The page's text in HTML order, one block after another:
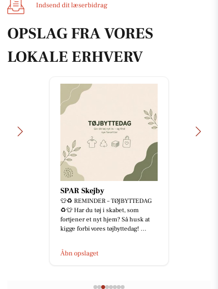
Indsend dit læserbidrag
OPSLAG FRA VORES
LOKALE ERHVERV
SPAR Skejby
👕♻️ REMINDER – TØJBYTTEDAG
♻️👕 Har du tøj i skabet, som
fortjener et nyt hjem? Så husk at
kigge forbi vores tøjbyttedag! ...
Åbn opslaget